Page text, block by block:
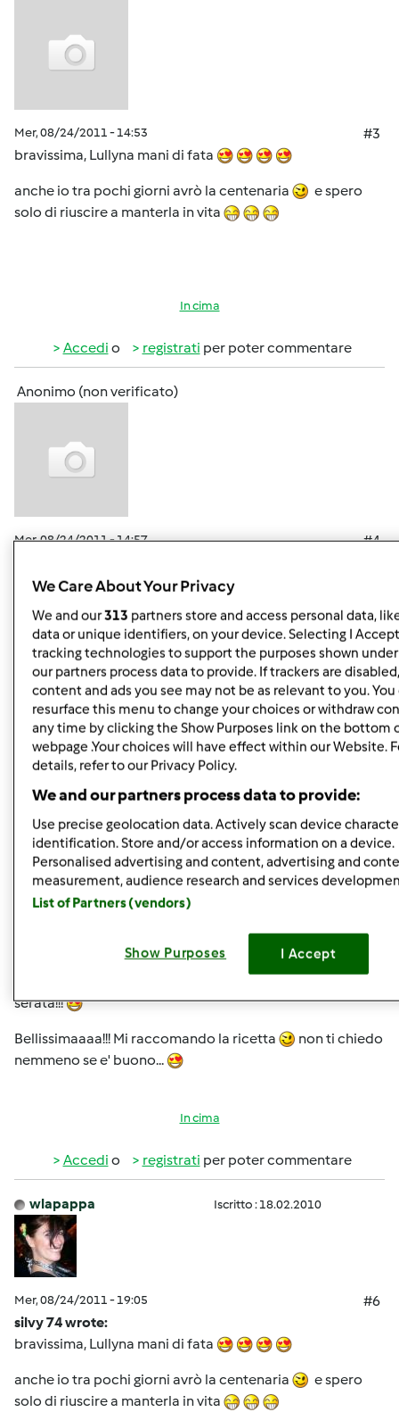
Mer, 08/24/2011 - 14:53
#3
bravissima, Lullyna mani di fata
anche io tra pochi giorni avrò la centenaria
e spero
solo di riuscire a manterla in vita
In cima
Accedi o registrati per poter commentare
Anonimo (non verificato)
Mer, 08/24/2011 - 14:57
#4
tartarugone
In cima
Accedi o registratiper poter commentare
wlapappa Iscritto : 18.02.2010
Mer, 08/24/2011 - 19:02
#5
lully wrote:
oggi la mia Pappi si è comportata benissimo, guardate
che bel panone tipo tartaruga mi ha regalato:
serata!!!
Bellissimaaaa!!! Mi raccomando la ricetta
non ti chiedo
nemmeno se e' buono...
In cima
Accedi o registrati per poter commentare
wlapappa Iscritto : 18.02.2010
Mer, 08/24/2011 - 19:05
#6
silvy 74 wrote:
bravissima, Lullyna mani di fata
anche io tra pochi giorni avrò la centenaria
e spero
solo di riuscire a manterla in vita
We Care About Your Privacy
We and our313 partners store and access personal data,
data or unique identifiers, on your device. Selecting I
tracking technologies to support the purposes shown
our partners process data to provide. If trackers are
content and ads you see may not be as relevant to you. You
resurface this menu to change your choices or withdraw
any time by clicking the Show Purposes link on the bottom
webpage .Your choices will have effect within our Website.
details, refer to our Privacy Policy.
We and our partners process data to provide:
Use precise geolocation data. Actively scan device
identification. Store and/or access information on a device.
Personalised advertising and content, advertising and
measurement, audience research and services
List of Partners (vendors)
Show Purposes I Accept